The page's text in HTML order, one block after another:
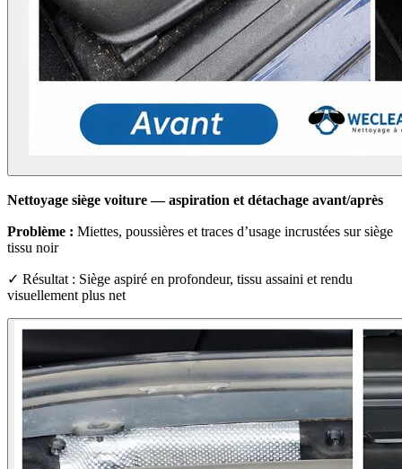
Nettoyage siège voiture — aspiration et détachage avant/après
Problème : Miettes, poussières et traces d’usage incrustées sur siège
tissu noir
✓ Résultat : Siège aspiré en profondeur, tissu assaini et rendu
visuellement plus net